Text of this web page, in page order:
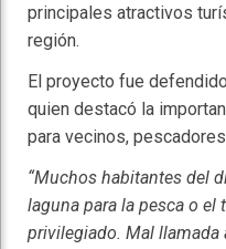
principales atractivos
región.
El proyecto fue
quien destacó la
para vecinos,
“Muchos habitantes del
laguna para la pesca o el
privilegiado. Mal llamada